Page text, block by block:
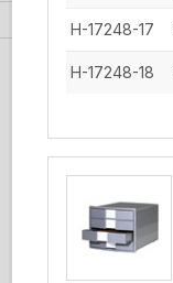
H-17248-17
H-17248-18